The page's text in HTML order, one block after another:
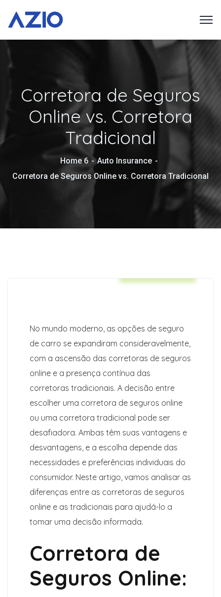
Corretora de Seguros
Online vs. Corretora
Tradicional
Home 6
Auto Insurance
Corretora de Seguros Online vs. Corretora Tradicional
No mundo moderno, as opções de seguro
de carro se expandiram consideravelmente,
com a ascensão das corretoras de seguros
online e a presença contínua das
corretoras tradicionais. A decisão entre
escolher uma corretora de seguros online
ou uma corretora tradicional pode ser
desafiadora. Ambas têm suas vantagens e
desvantagens, e a escolha depende das
necessidades e preferências individuais do
consumidor. Neste artigo, vamos analisar as
diferenças entre as corretoras de seguros
online e as tradicionais para ajudá-lo a
tomar uma decisão informada.
Corretora de
Seguros Online: